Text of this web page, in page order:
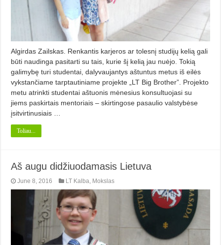
Algirdas Zailskas. Renkantis karjeros ar tolesnį studijų kelią gali
būti naudinga pasitarti su tais, kurie šį kelią jau nuėjo. Tokią
galimybę turi studentai, dalyvaujantys aštuntus metus iš eilės
vykstančiame tarptautiniame projekte „LT Big Brother”. Projekto
metu atrinkti studentai aštuonis mėnesius konsultuojasi su
jiems paskirtais mentoriais – skirtingose pasaulio valstybėse
įsitvirtinusiais …
Toliau...
Aš augu didžiuodamasis Lietuva
June 8, 2016 LT Kalba Mokslas